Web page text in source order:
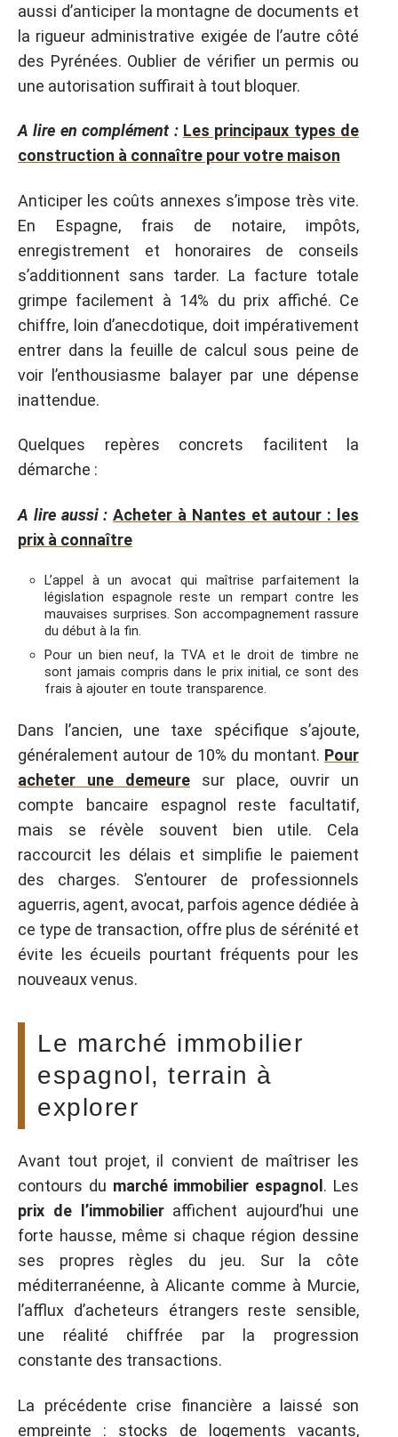
aussi d’anticiper la montagne de documents et
la rigueur administrative exigée de l’autre côté
des Pyrénées. Oublier de vérifier un permis ou
une autorisation suffirait à tout bloquer.
A lire en complément : Les principaux types de
construction à connaître pour votre maison
Anticiper les coûts annexes s’impose très vite.
En Espagne, frais de notaire, impôts,
enregistrement et honoraires de conseils
s’additionnent sans tarder. La facture totale
grimpe facilement à 14% du prix affiché. Ce
chiffre, loin d’anecdotique, doit impérativement
entrer dans la feuille de calcul sous peine de
voir l’enthousiasme balayer par une dépense
inattendue.
Quelques repères concrets facilitent la
démarche :
A lire aussi : Acheter à Nantes et autour : les
prix à connaître
L’appel à un avocat qui maîtrise parfaitement la
législation espagnole reste un rempart contre les
mauvaises surprises. Son accompagnement rassure
du début à la fin.
Pour un bien neuf, la TVA et le droit de timbre ne
sont jamais compris dans le prix initial, ce sont des
frais à ajouter en toute transparence.
Dans l’ancien, une taxe spécifique s’ajoute,
généralement autour de 10% du montant. Pour
acheter une demeure sur place, ouvrir un
compte bancaire espagnol reste facultatif,
mais se révèle souvent bien utile. Cela
raccourcit les délais et simplifie le paiement
des charges. S’entourer de professionnels
aguerris, agent, avocat, parfois agence dédiée à
ce type de transaction, offre plus de sérénité et
évite les écueils pourtant fréquents pour les
nouveaux venus.
Le marché immobilier
espagnol, terrain à
explorer
Avant tout projet, il convient de maîtriser les
contours du marché immobilier espagnol . Les
prix de l’immobilieraffichent aujourd’hui une
forte hausse, même si chaque région dessine
ses propres règles du jeu. Sur la côte
méditerranéenne, à Alicante comme à Murcie,
l’afflux d’acheteurs étrangers reste sensible,
une réalité chiffrée par la progression
constante des transactions.
La précédente crise financière a laissé son
empreinte : stocks de logements vacants,